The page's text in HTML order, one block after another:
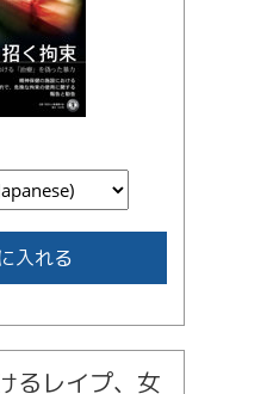
入れる
るレイプ、女